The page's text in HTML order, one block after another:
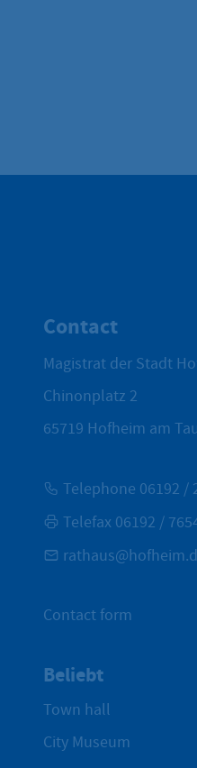
Contact
Magistrat der Stadt
Chinonplatz 2
65719 Hofheim am
Telephone 06192 /
Telefax 06192 /
Contact form
Beliebt
Town hall
City Museum